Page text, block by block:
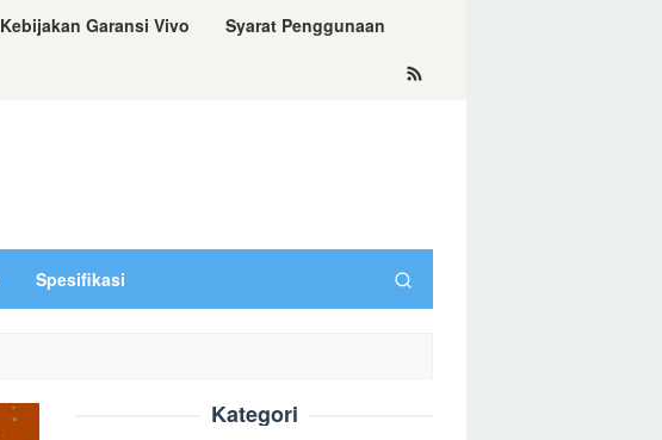
Kebijakan Garansi Vivo Syarat Penggunaan
Spesifikasi
Kategori